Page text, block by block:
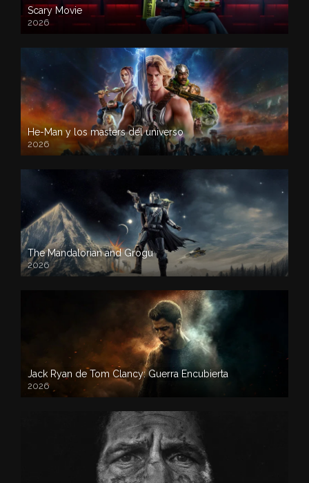
Scary Movie
2026
He-Man y los masters del universo
2026
The Mandalorian and Grogu
2026
Jack Ryan de Tom Clancy: Guerra Encubierta
2026